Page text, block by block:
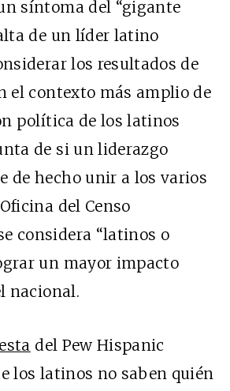
síntoma del “gigante
de un líder latino
los resultados de
el contexto más amplio de
política de los latinos
de si un liderazgo
de hecho unir a los varios
del Censo
considera “latinos o
un mayor impacto
nacional.
del Pew Hispanic
los latinos no saben quién